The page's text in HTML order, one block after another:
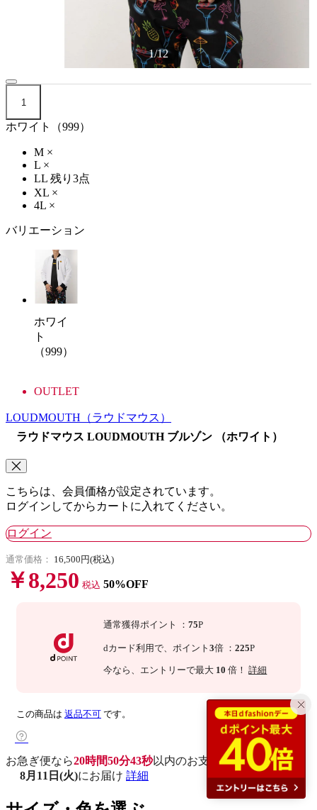
1/12
1
ホワイト（999）
M ×
L ×
LL 残り3点
XL ×
4L ×
バリエーション
ホワイ
ト
（999）
OUTLET
LOUDMOUTH （ラウドマウス）
ラウドマウス LOUDMOUTH ブルゾン （ホワイト）
こちらは、会員価格が設定されています。
ログインしてからカートに入れてください。
ログイン
通常価格： 16,500円(税込)
￥8,250 税込 50%OFF
通常獲得ポイント ：75P
dカード利用で、 ポイント3倍 ：225P
今なら 、エントリーで最大 10 倍！詳細
この商品は 返品不可 です。
お急ぎ便なら20時間50分42秒以内のお支払いで
8月11日(火)にお届け 詳細